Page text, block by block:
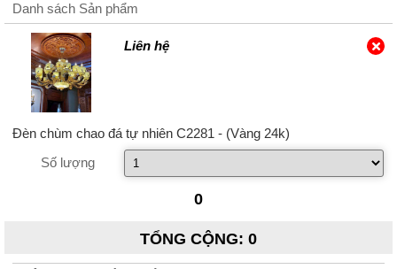
Danh sách Sản phẩm
Liên hệ
Đèn chùm chao đá tự nhiên C2281 - (Vàng 24k)
Số lượng
0
TỔNG CỘNG: 0